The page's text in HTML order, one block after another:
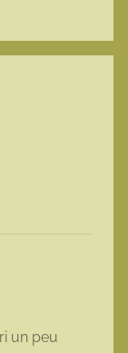
un peu